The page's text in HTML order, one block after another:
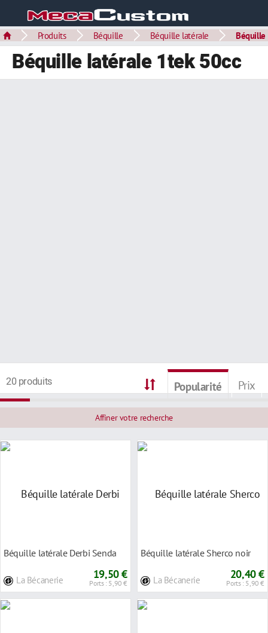
Produits Béquille Béquille latérale
Béquille latérale 1tek 50cc
20 produits Popularité Prix
Affiner votre recherche
Béquille latérale Derbi Senda
La Bécanerie 19,50 €
Ports : 5,90 €
Béquille latérale Sherco noir
La Bécanerie 20,40 €
Ports : 5,90 €